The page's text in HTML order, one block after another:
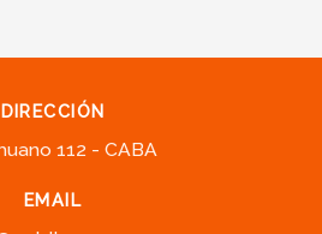
DIRECCIÓN
112 - CABA
EMAIL